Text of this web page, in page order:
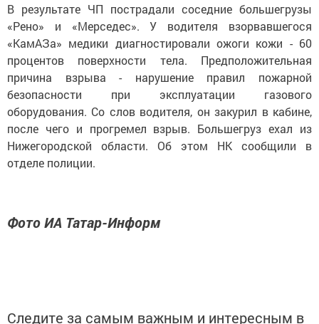
В результате ЧП пострадали соседние большегрузы
«Рено» и «Мерседес». У водителя взорвавшегося
«КамАЗа» медики диагностировали ожоги кожи - 60
процентов поверхности тела. Предположительная
причина взрыва - нарушение правил пожарной
безопасности при эксплуатации газового
оборудования. Со слов водителя, он закурил в кабине,
после чего и прогремел взрыв. Большегруз ехал из
Нижегородской области. Об этом НК сообщили в
отделе полиции.
Фото ИА Татар-Информ
Следите за самым важным и интересным в